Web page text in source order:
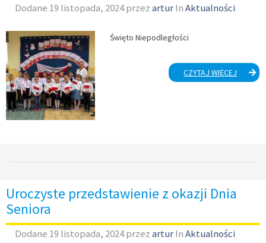
Dodane 19 listopada, 2024przezarturInAktualności
Święto Niepodległości
CZYTAJ WIĘCEJ ŚWIĘTO
Uroczyste przedstawienie z okazji Dnia
Seniora
Dodane 19 listopada, 2024przezarturInAktualności